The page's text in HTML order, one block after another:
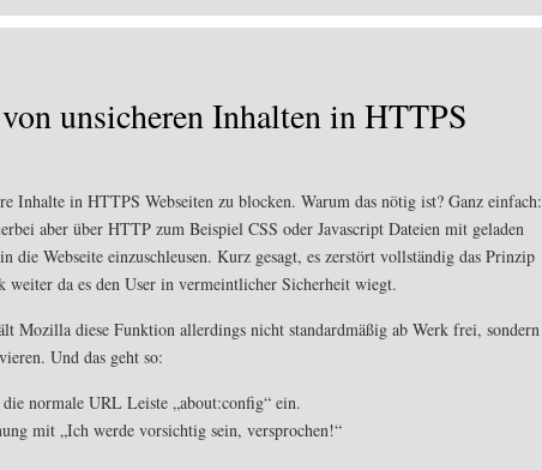
unsicheren Inhalten in HTTPS
Inhalte in HTTPS Webseiten zu blocken. Warum das nötig ist? Ganz einfach:
aber über HTTP zum Beispiel CSS oder Javascript Dateien mit geladen
die Webseite einzuschleusen. Kurz gesagt, es zerstört vollständig das Prinzip
da es den User in vermeintlicher Sicherheit wiegt.
Mozilla diese Funktion allerdings nicht standardmäßig ab Werk frei, sondern
Und das geht so:
normale URL Leiste „about:config“ ein.
mit „Ich werde vorsichtig sein, versprochen!“